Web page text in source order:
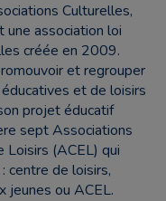
Culturelles,
une association loi
créée en 2009.
et regrouper
et de loisirs
projet éducatif
sept Associations
(ACEL) qui
centre de loisirs,
jeunes ou ACEL.